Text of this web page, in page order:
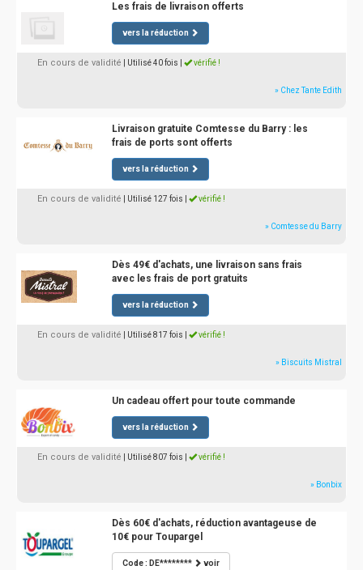
Les frais de livraison offerts
vers la réduction
En cours de validité | Utilisé 40 fois vérifié !
» Chez Tante Edith
Livraison gratuite Comtesse du Barry : les
frais de ports sont offerts
vers la réduction
En cours de validité | Utilisé 127 fois vérifié !
» Comtesse du Barry
Dès 49€ d'achats, une livraison sans frais
avec les frais de port gratuits
vers la réduction
En cours de validité | Utilisé 817 fois vérifié !
» Biscuits Mistral
Un cadeau offert pour toute commande
vers la réduction
En cours de validité | Utilisé 807 fois vérifié !
» Bonbix
Dès 60€ d'achats, réduction avantageuse de
10€ pour Toupargel
Code : DE******** voir